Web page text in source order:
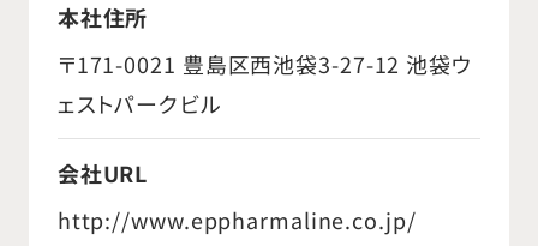
本社住所
〒171-0021 豊島区西池袋3-27-12 池袋ウ
ェストパークビル
会社URL
http://www.eppharmaline.co.jp/